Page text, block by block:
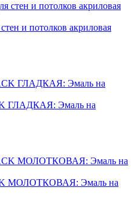
и потолков акриловая
ГЛАДКАЯ: Эмаль на
МОЛОТКОВАЯ: Эмаль на